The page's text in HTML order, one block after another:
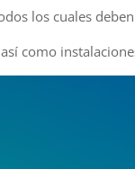
los cuales
como